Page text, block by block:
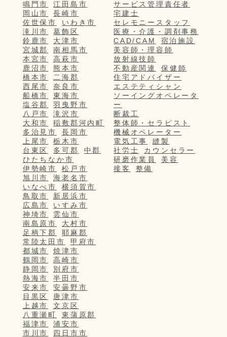
鳴門市
江田島市
岡山市
長崎市
佐世保市
いわき市
滝川市
葛飾区
鈴鹿市
大津市
宮城郡
南相馬市
本宮市
高萩市
鹿沼市
熊本市
橋本市
二海郡
西尾市
奈良市
船橋市
東海市
塩谷郡
羽曳野市
八戸市
滝沢市
大和市
稲敷郡河内町
多治見市
長岡市
上尾市
栃木市
台東区
多可郡
中郡
ひたちなか市
伊勢崎市
松戸市
旭川市
海老名市
いなべ市
横須賀市
鳥取市
新居浜市
広島市
いすみ市
神埼市
雲仙市
南島原市
大村市
足柄下郡
耶麻郡
常陸太田市
甲府市
都城市
焼津市
鶴岡市
高崎市
静岡市
別府市
熱海市
半田市
安来市
安曇野市
目黒区
唐津市
上越市
文京区
八重瀬町
東蒲原郡
福津市
浦安市
市川市
四日市市
サービス管理責任者
宅建士
セレモニースタッフ
医療・介護・調剤事務
CAD/CAM
宿泊施設
美容師・理容師
放射線技師
不動産関連
保健師
住宅アドバイザー
エステティシャン
ソーイングオペレータ
ー
断裁工
整体師・セラピスト
機械オペレーター
電気工事
縫製
社労士
カウンセラー
研磨作業員
美容
接客
整備